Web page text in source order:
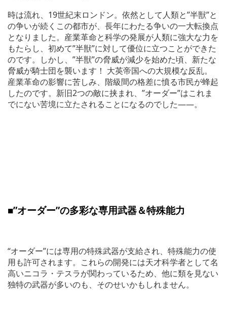
時は流れ、19世紀末ロンドン。依然として人類と”半獣”と
の争いが続くこの都市が、長年にわたる争いの一大転換点
となりました。産業革命と科学の発展が人類に強大な力を
もたらし、初めて”半獣”に対して優位に立つことができた
のです。しかし、”半獣”の脅威が減少を始めた頃、新たな
脅威が騎士団を襲います！ 大英帝国への大規模な反乱。
産業革命の影響に苦しみ、階級間の格差に憤る市民が蜂起
したのです。新旧2つの敵に挟まれ、”オーダー”はこれま
でにない苦境に立たされることになるのでした――。
■”オーダー”の多彩な専用武器＆特殊能力
“オーダー”には専用の特殊武器が支給され、特殊能力の使
用も許可されます。これらの開発には天才科学者として名
高いニコラ・テスラが関わっているため、他に類を見ない
独特の武器が多いのも、そのせいかもしれません。